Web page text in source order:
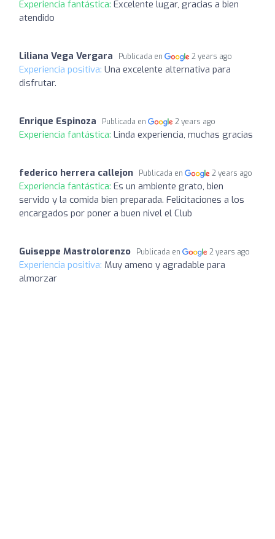
Experiencia fantástica: Excelente lugar, gracias a bien
atendido
Liliana Vega Vergara Publicada en 2 years ago
Experiencia positiva: Una excelente alternativa para
disfrutar.
Enrique Espinoza Publicada en 2 years ago
Experiencia fantástica: Linda experiencia, muchas gracias
federico herrera callejon Publicada en 2 years ago
Experiencia fantástica: Es un ambiente grato, bien
servido y la comida bien preparada. Felicitaciones a los
encargados por poner a buen nivel el Club
Guiseppe Mastrolorenzo Publicada en 2 years ago
Experiencia positiva: Muy ameno y agradable para
almorzar